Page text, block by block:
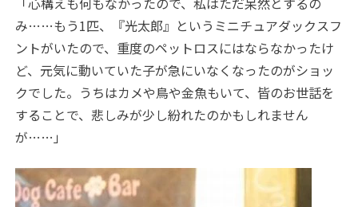
み……もう1匹、『光太郎』というミニチュアダックスフ
ントがいたので、重度のペットロスにはならなかったけ
ど、元気に動いていた子が急にいなくなったのがショッ
クでした。うちはカメや鳥や金魚もいて、皆のお世話を
することで、悲しみが少し紛れたのかもしれません
が……」